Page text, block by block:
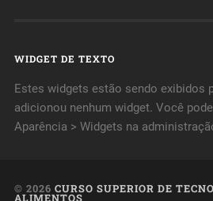
WIDGET DE TEXTO
Estes widgets estão sendo exibidos
adicionou nenhum widget. Você
Aparência > Widgets na
© 2026 CURSO SUPERIOR DE
ALIMENTOS